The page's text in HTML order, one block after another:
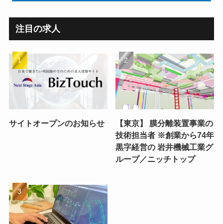
注目の求人
サイトオープンのお知らせ
【東京】 膜分離装置事業の
技術担当者 ※創業から74年
黒字経営の 岩井機械工業グ
ループ／ニッチトップ